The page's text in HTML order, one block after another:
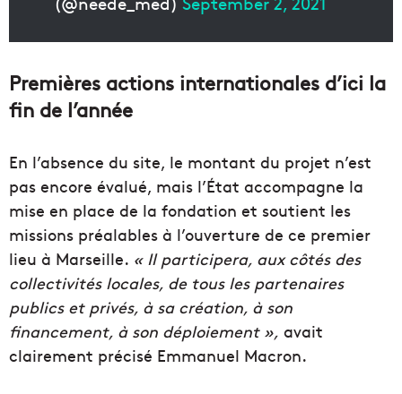
Premières actions internationales d’ici la
fin de l’année
En l’absence du site, le montant du projet n’est
pas encore évalué, mais l’État accompagne la
mise en place de la fondation et soutient les
missions préalables à l’ouverture de ce premier
lieu à Marseille. « Il participera, aux côtés des
collectivités locales, de tous les partenaires
publics et privés, à sa création, à son
financement, à son déploiement », avait
clairement précisé Emmanuel Macron.